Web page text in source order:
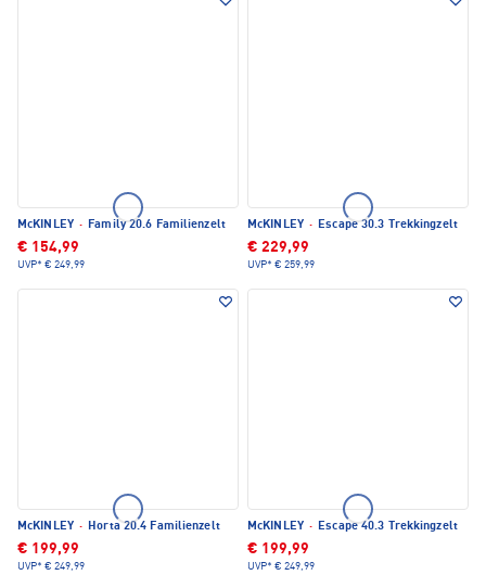
McKINLEY · Family 20.6 Familienzelt
€ 154,99
UVP* € 249,99
McKINLEY · Escape 30.3 Trekkingzelt
€ 229,99
UVP* € 259,99
McKINLEY · Horta 20.4 Familienzelt
€ 199,99
UVP* € 249,99
McKINLEY · Escape 40.3 Trekkingzelt
€ 199,99
UVP* € 249,99